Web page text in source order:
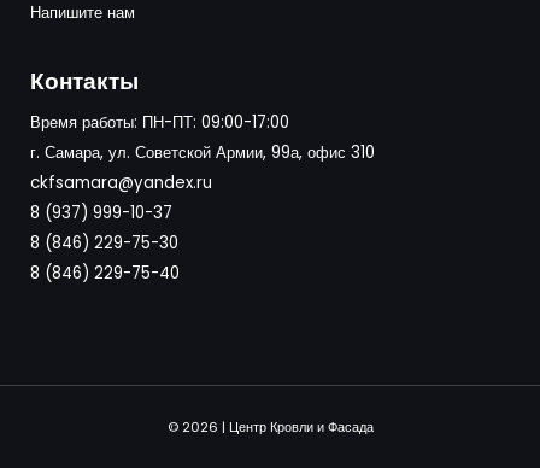
Напишите нам
Контакты
Время работы: ПН-ПТ: 09:00-17:00
г. Самара, ул. Советской Армии, 99а, офис 310
ckfsamara@yandex.ru
8 (937) 999-10-37
8 (846) 229-75-30
8 (846) 229-75-40
© 2026 | Центр Кровли и Фасада